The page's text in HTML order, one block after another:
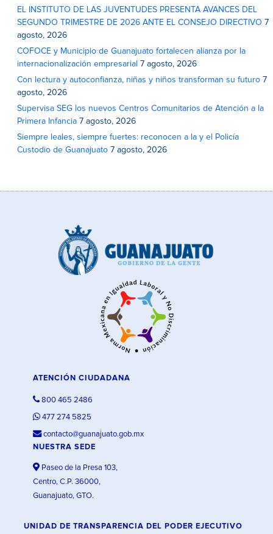
EL INSTITUTO DE LAS JUVENTUDES PRESENTA AVANCES DEL
SEGUNDO TRIMESTRE DE 2026 ANTE EL CONSEJO DIRECTIVO 7
agosto, 2026
COFOCE y Municipio de Guanajuato fortalecen alianza por la
internacionalización empresarial 7 agosto, 2026
Con lectura y autoconfianza, niñas y niños transforman su futuro 7
agosto, 2026
Supervisa SEG los nuevos Centros Comunitarios de Atención a la
Primera Infancia 7 agosto, 2026
Siempre leales, siempre fuertes: reconocen a la y el Policía
Custodio de Guanajuato 7 agosto, 2026
ATENCIÓN CIUDADANA
800 465 2486
477 274 5825
contacto@guanajuato.gob.mx
NUESTRA SEDE
Paseo de la Presa 103,
Centro, C.P. 36000,
Guanajuato, GTO.
UNIDAD DE TRANSPARENCIA DEL PODER EJECUTIVO